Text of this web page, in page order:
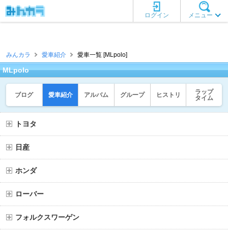
メニュー
ログイン
みんカラ 愛車紹介 愛車一覧 [MLpolo]
MLpolo
ブログ 愛車紹介 アルバム グループ ヒストリ
ラップ
タイム
トヨタ
日産
ホンダ
ローバー
フォルクスワーゲン